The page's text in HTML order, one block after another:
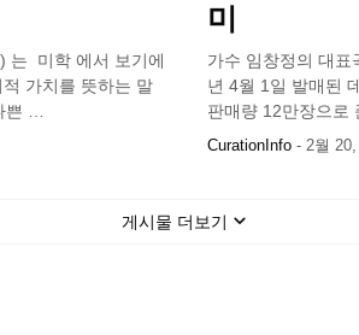
는 미학 에서 보기에
가치를 뜻하는 말
쁜 …
미
가수 임창정의 대표
년 4월 1일 발매된
판매량 12만장으로
CurationInfo - 2월
게시물 더보기